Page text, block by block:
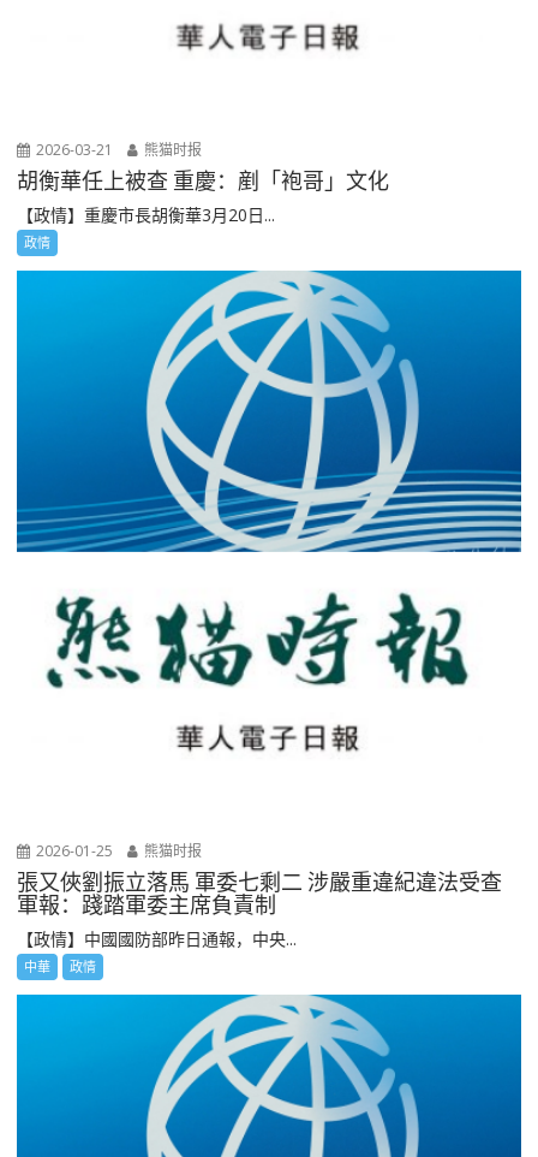
2026-03-21 熊猫时报
胡衡華任上被查 重慶：剷「袍哥」文化
【政情】重慶市長胡衡華3月20日...
政情
2026-01-25 熊猫时报
張又俠劉振立落馬 軍委七剩二 涉嚴重違紀違法受查
軍報：踐踏軍委主席負責制
【政情】中國國防部昨日通報，中央...
中華 政情